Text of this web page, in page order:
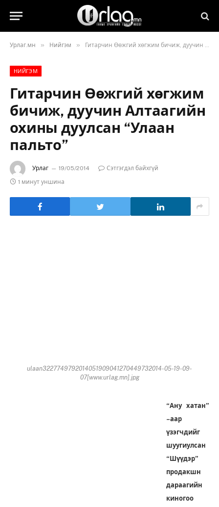
Урлаг.мн » Нийгэм » Гитарчин Өөжгий хөгжим бичиж, дуучин Алтаагийн охины дуулсан “Улаан пальто”
НИЙГЭМ
Гитарчин Өөжгий хөгжим
бичиж, дуучин Алтаагийн
охины дуулсан “Улаан
пальто”
Урлаг 19/05/2014
Сэтгэгдэл байхгүй
1 минут уншина
ulaan3227749792014051909041270449732014-05-19-09-
07[www.urlag.mn].jpg
“Ану хатан”
–аар
үзэгчдийг
шуугиулсан
“Шүүдэр”
продакшн
дараагийн
киногоо